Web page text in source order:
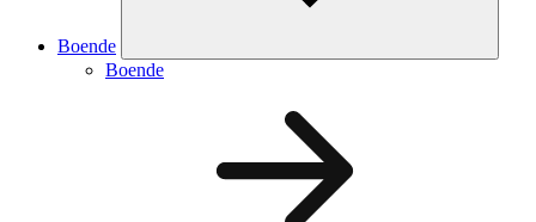
Boende
Boende